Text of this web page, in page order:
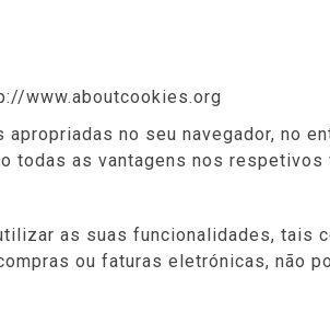
www.aboutcookies.org
no seu navegador, no
todas as vantagens nos respetivos
as suas funcionalidades, tais
ou faturas eletrónicas, não